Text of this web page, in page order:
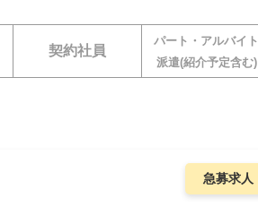
契約社員
パート・アルバイト
派遣(紹介予定含む)
急募求人